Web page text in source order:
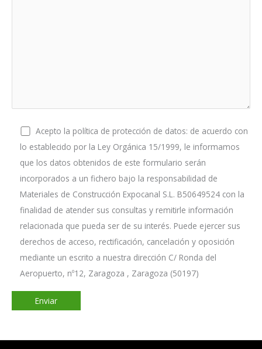
Acepto la política de protección de datos: de acuerdo con
lo establecido por la Ley Orgánica 15/1999, le informamos
que los datos obtenidos de este formulario serán
incorporados a un fichero bajo la responsabilidad de
Materiales de Construcción Expocanal S.L. B50649524 con la
finalidad de atender sus consultas y remitirle información
relacionada que pueda ser de su interés. Puede ejercer sus
derechos de acceso, rectificación, cancelación y oposición
mediante un escrito a nuestra dirección C/ Ronda del
Aeropuerto, nº12, Zaragoza , Zaragoza (50197)